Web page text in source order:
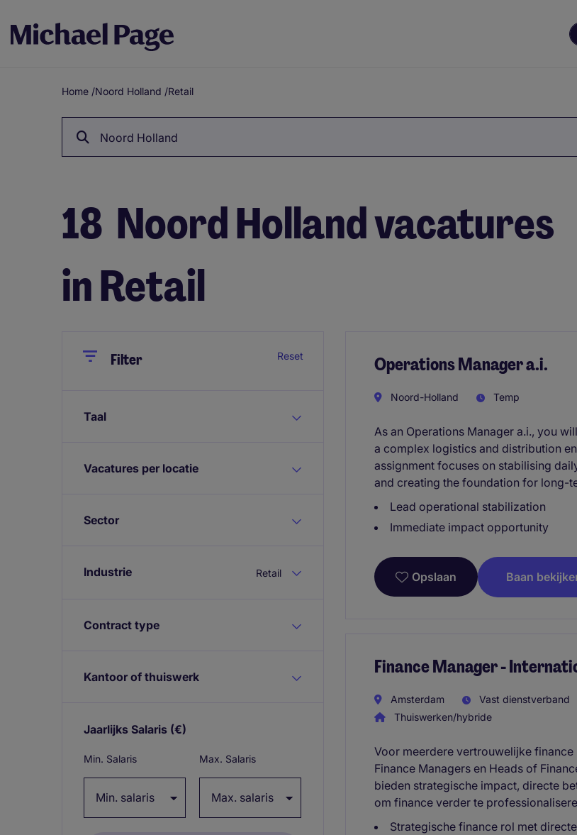
Breadcrumb
Home /Noord Holland /Retail
Noord Holland
18 Noord Holland vacatures
in Retail
CloseFilter Reset
Taal
Vacatures per locatie
Sector
Industrie Retail
Contract type
Kantoor of thuiswerk
Jaarlijks Salaris (€)
Min. Salaris Max. Salaris
Operations Manager a.i.
Noord-Holland Temp
As an Operations Manager a.i., you
a complex logistics and distribution
assignment focuses on stabilising
and creating the foundation for long-
Lead operational stabilization
Immediate impact opportunity
Opslaan Baan
Finance Manager -
Amsterdam Vast dienstverband
Thuiswerken/hybride
Voor meerdere vertrouwelijke
Finance Managers en Heads of
bieden strategische impact, directe
om finance verder te
Strategische finance rol met